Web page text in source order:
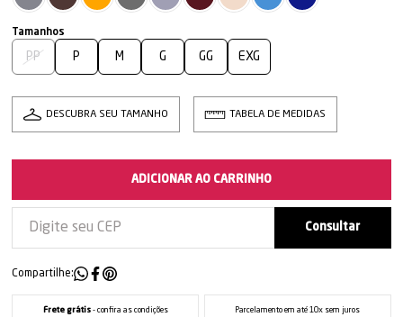
PP P M G GG EXG
DESCUBRA SEU TAMANHO TABELA DE MEDIDAS
ADICIONAR AO CARRINHO
Compartilhe:
Frete grátis- confira as condições Parcelamento em até 10x sem juros